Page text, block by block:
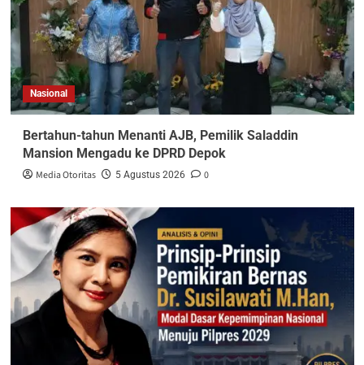
Nasional
Bertahun-tahun Menanti AJB, Pemilik Saladdin
Mansion Mengadu ke DPRD Depok
Media Otoritas 5 Agustus 2026 0